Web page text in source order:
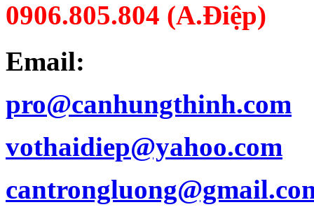
0906.805.804 (A.Điệp)
Email:
pro@canhungthinh.com
vothaidiep@yahoo.com